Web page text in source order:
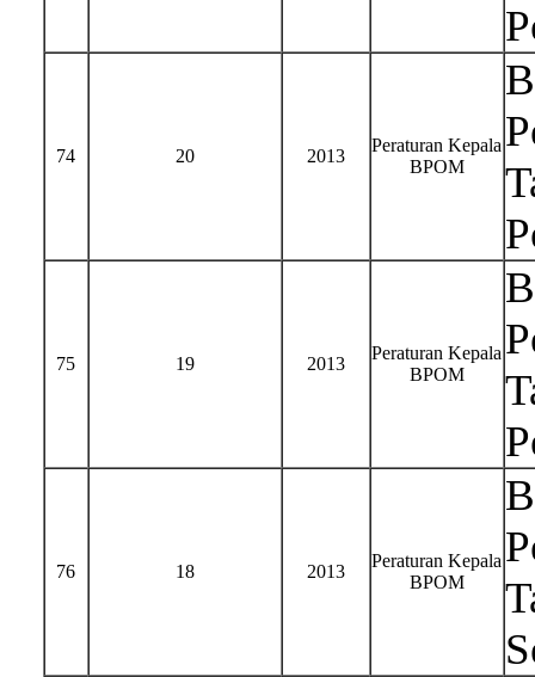
74 20 2013
Peraturan Kepala
BPOM
75 19 2013
Peraturan Kepala
BPOM
76 18 2013
Peraturan Kepala
BPOM